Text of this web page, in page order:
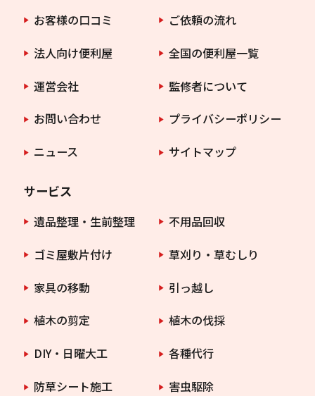
お客様の口コミ
ご依頼の流れ
法人向け便利屋
全国の便利屋一覧
運営会社
監修者について
お問い合わせ
プライバシーポリシー
ニュース
サイトマップ
サービス
遺品整理・生前整理
不用品回収
ゴミ屋敷片付け
草刈り・草むしり
家具の移動
引っ越し
植木の剪定
植木の伐採
DIY・日曜大工
各種代行
防草シート施工
害虫駆除